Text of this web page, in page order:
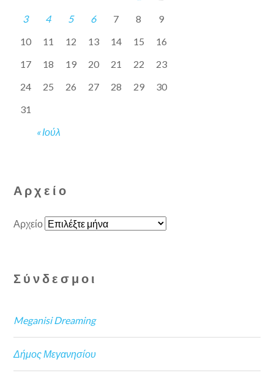
« Ιούλ
3
4 5 6 7 8
9
10
11 12 13 14 15
16
17
18 19 20 21 22
23
24
25 26 27 28 29
30
31
Αρχείο
Αρχείο
Σύνδεσμοι
Meganisi Dreaming
Δήμος Μεγανησίου